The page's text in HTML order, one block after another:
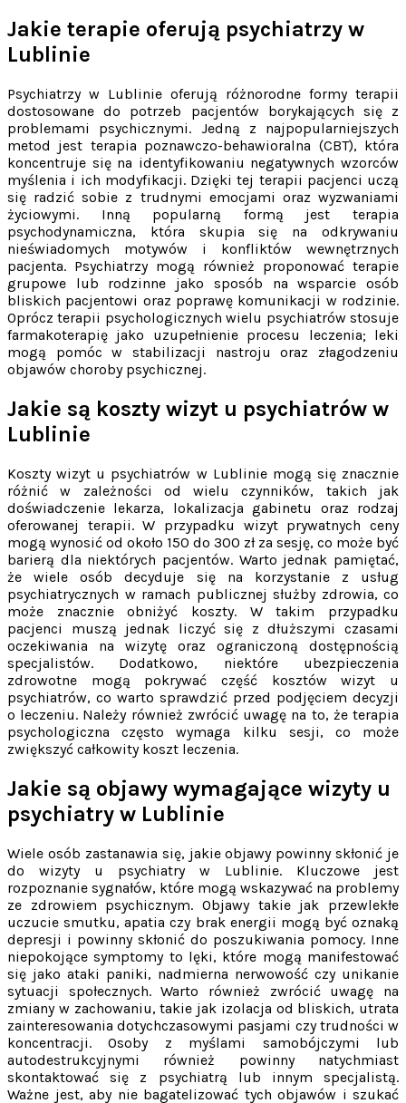
Jakie terapie oferują psychiatrzy w
Lublinie
Psychiatrzy w Lublinie oferują różnorodne formy terapii
dostosowane do potrzeb pacjentów borykających się z
problemami psychicznymi. Jedną z najpopularniejszych
metod jest terapia poznawczo-behawioralna (CBT), która
koncentruje się na identyfikowaniu negatywnych wzorców
myślenia i ich modyfikacji. Dzięki tej terapii pacjenci uczą
się radzić sobie z trudnymi emocjami oraz wyzwaniami
życiowymi. Inną popularną formą jest terapia
psychodynamiczna, która skupia się na odkrywaniu
nieświadomych motywów i konfliktów wewnętrznych
pacjenta. Psychiatrzy mogą również proponować terapie
grupowe lub rodzinne jako sposób na wsparcie osób
bliskich pacjentowi oraz poprawę komunikacji w rodzinie.
Oprócz terapii psychologicznych wielu psychiatrów stosuje
farmakoterapię jako uzupełnienie procesu leczenia; leki
mogą pomóc w stabilizacji nastroju oraz złagodzeniu
objawów choroby psychicznej.
Jakie są koszty wizyt u psychiatrów w
Lublinie
Koszty wizyt u psychiatrów w Lublinie mogą się znacznie
różnić w zależności od wielu czynników, takich jak
doświadczenie lekarza, lokalizacja gabinetu oraz rodzaj
oferowanej terapii. W przypadku wizyt prywatnych ceny
mogą wynosić od około 150 do 300 zł za sesję, co może być
barierą dla niektórych pacjentów. Warto jednak pamiętać,
że wiele osób decyduje się na korzystanie z usług
psychiatrycznych w ramach publicznej służby zdrowia, co
może znacznie obniżyć koszty. W takim przypadku
pacjenci muszą jednak liczyć się z dłuższymi czasami
oczekiwania na wizytę oraz ograniczoną dostępnością
specjalistów. Dodatkowo, niektóre ubezpieczenia
zdrowotne mogą pokrywać część kosztów wizyt u
psychiatrów, co warto sprawdzić przed podjęciem decyzji
o leczeniu. Należy również zwrócić uwagę na to, że terapia
psychologiczna często wymaga kilku sesji, co może
zwiększyć całkowity koszt leczenia.
Jakie są objawy wymagające wizyty u
psychiatry w Lublinie
Wiele osób zastanawia się, jakie objawy powinny skłonić je
do wizyty u psychiatry w Lublinie. Kluczowe jest
rozpoznanie sygnałów, które mogą wskazywać na problemy
ze zdrowiem psychicznym. Objawy takie jak przewlekłe
uczucie smutku, apatia czy brak energii mogą być oznaką
depresji i powinny skłonić do poszukiwania pomocy. Inne
niepokojące symptomy to lęki, które mogą manifestować
się jako ataki paniki, nadmierna nerwowość czy unikanie
sytuacji społecznych. Warto również zwrócić uwagę na
zmiany w zachowaniu, takie jak izolacja od bliskich, utrata
zainteresowania dotychczasowymi pasjami czy trudności w
koncentracji. Osoby z myślami samobójczymi lub
autodestrukcyjnymi również powinny natychmiast
skontaktować się z psychiatrą lub innym specjalistą.
Ważne jest, aby nie bagatelizować tych objawów i szukać